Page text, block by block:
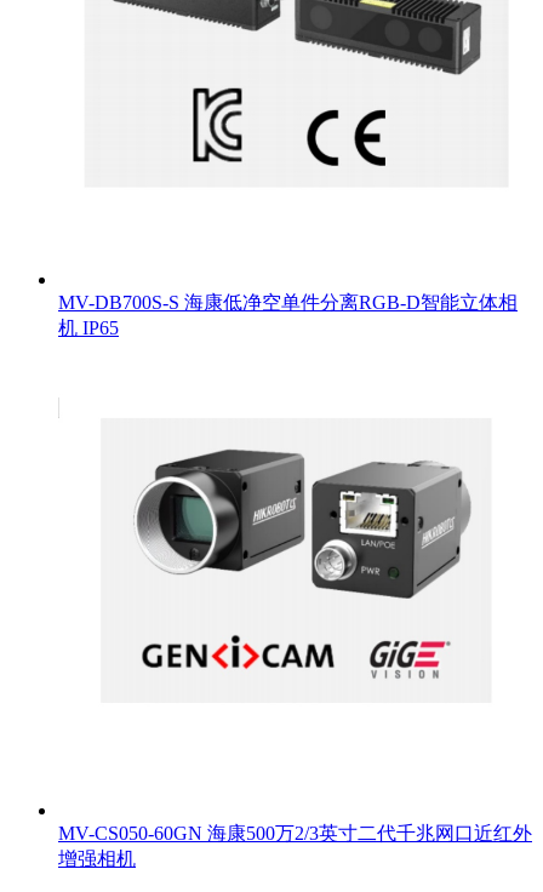
MV-DB700S-S 海康低净空单件分离RGB-D智能立体相
机 IP65
MV-CS050-60GN 海康500万2/3英寸二代千兆网口近红外
增强相机